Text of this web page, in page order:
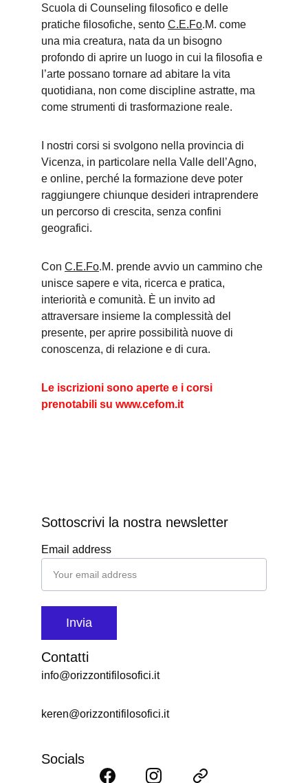
Scuola di Counseling filosofico e delle
pratiche filosofiche, sento C.E.Fo.M. come
una mia creatura, nata da un bisogno
profondo di aprire un luogo in cui la filosofia e
l’arte possano tornare ad abitare la vita
quotidiana, non come discipline astratte, ma
come strumenti di trasformazione reale.
I nostri corsi si svolgono nella provincia di
Vicenza, in particolare nella Valle dell’Agno,
e online, perché la formazione deve poter
raggiungere chiunque desideri intraprendere
un percorso di crescita, senza confini
geografici.
Con C.E.Fo.M. prende avvio un cammino che
unisce sapere e vita, ricerca e pratica,
interiorità e comunità. È un invito ad
attraversare insieme la complessità del
presente, per aprire possibilità nuove di
conoscenza, di relazione e di cura.
Le iscrizioni sono aperte e i corsi
prenotabili su www.cefom.it
Contatti
Email address
Invia
info@orizzontifilosofici.it
keren@orizzontifilosofici.it
Socials
Sottoscrivi la nostra newsletter